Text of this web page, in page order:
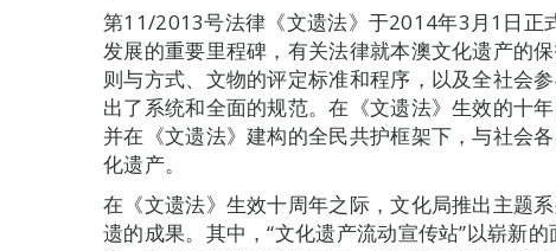
第11/2013号法律《文遗法》于2014年3月1日正
发展的重要里程碑，有关法律就本澳文化遗产的
则与方式、文物的评定标准和程序，以及全社会
出了系统和全面的规范。在《文遗法》生效的十
并在《文遗法》建构的全民共护框架下，与社会
化遗产。
在《文遗法》生效十周年之际，文化局推出主题
遗的成果。其中，“文化遗产流动宣传站”以崭新